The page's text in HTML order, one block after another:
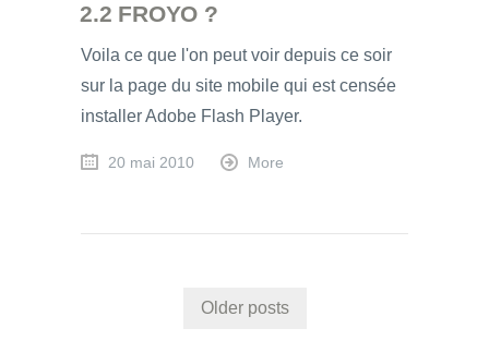
2.2 FROYO ?
Voila ce que l'on peut voir depuis ce soir
sur la page du site mobile qui est censée
installer Adobe Flash Player.
20 mai 2010 More
Older posts